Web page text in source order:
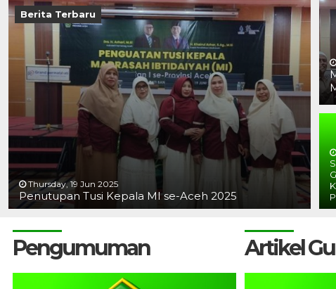
Berita Terbaru
Thursday, 19 Jun 2025
Penutupan Tusi Kepala MI se-Aceh 2025
Pengumuman Artikel